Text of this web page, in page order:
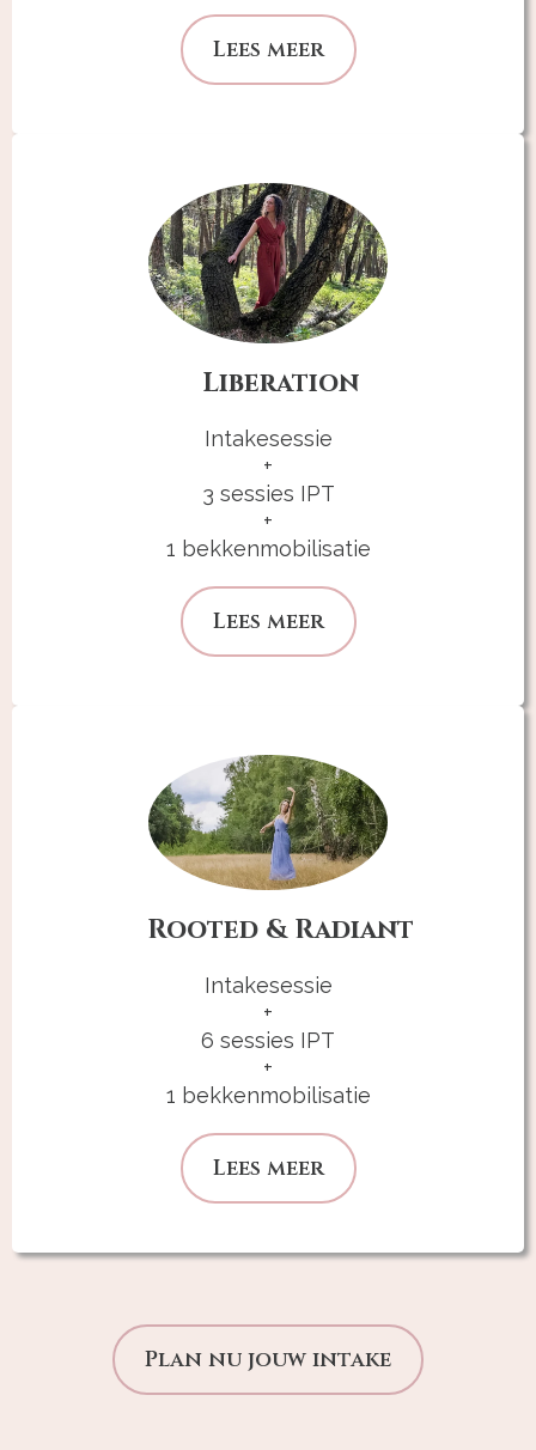
Lees meer
Liberation
Intakesessie
+
3 sessies IPT
+
1 bekkenmobilisatie
Lees meer
Rooted & Radiant
Intakesessie
+
6 sessies IPT
+
1 bekkenmobilisatie
Lees meer
Plan nu jouw intake